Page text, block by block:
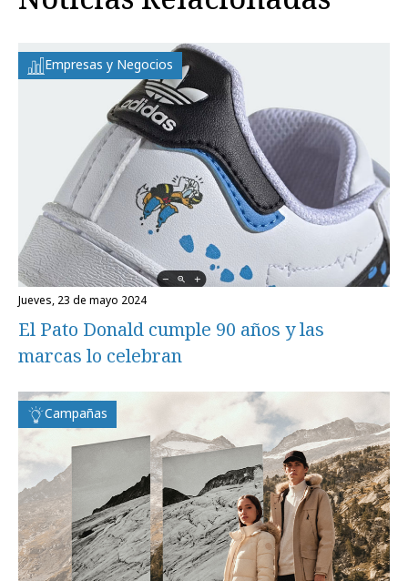
Empresas y Negocios
jueves, 23 de mayo 2024
El Pato Donald cumple 90 años y las
marcas lo celebran
Campañas